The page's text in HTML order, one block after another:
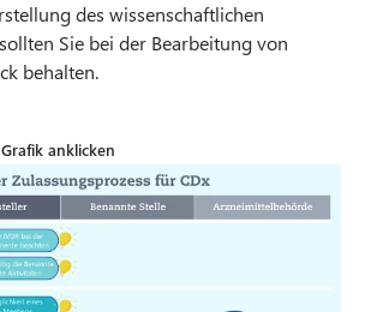
des wissenschaftlichen
Sie bei der Bearbeitung von
behalten.
anklicken